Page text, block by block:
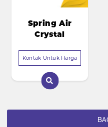
Spring Air
Crystal
Kontak Untuk Harga